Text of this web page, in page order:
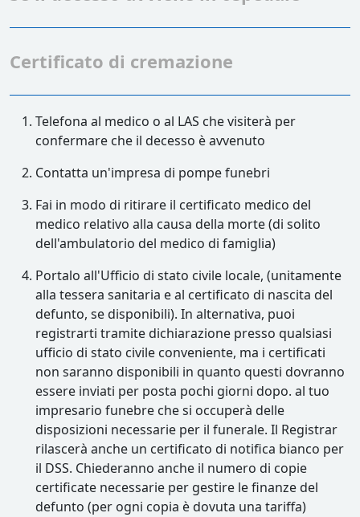
Certificato di cremazione
Telefona al medico o al LAS che visiterà per
confermare che il decesso è avvenuto
Contatta un'impresa di pompe funebri
Fai in modo di ritirare il certificato medico del
medico relativo alla causa della morte (di solito
dell'ambulatorio del medico di famiglia)
Portalo all'Ufficio di stato civile locale, (unitamente
alla tessera sanitaria e al certificato di nascita del
defunto, se disponibili). In alternativa, puoi
registrarti tramite dichiarazione presso qualsiasi
ufficio di stato civile conveniente, ma i certificati
non saranno disponibili in quanto questi dovranno
essere inviati per posta pochi giorni dopo. al tuo
impresario funebre che si occuperà delle
disposizioni necessarie per il funerale. Il Registrar
rilascerà anche un certificato di notifica bianco per
il DSS. Chiederanno anche il numero di copie
certificate necessarie per gestire le finanze del
defunto (per ogni copia è dovuta una tariffa)